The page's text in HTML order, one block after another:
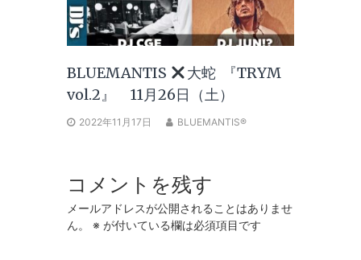
BLUEMANTIS
大蛇 『TRYM
vol.2』 11月26日（土）
2022年11月17日 BLUEMANTIS®
コメントを残す
メールアドレスが公開されることはありませ
ん。
※ が付いている欄は必須項目です